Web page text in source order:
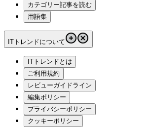
カテゴリー記事を読む
用語集
ITトレンドについて
ITトレンドとは
ご利用規約
レビューガイドライン
編集ポリシー
プライバシーポリシー
クッキーポリシー